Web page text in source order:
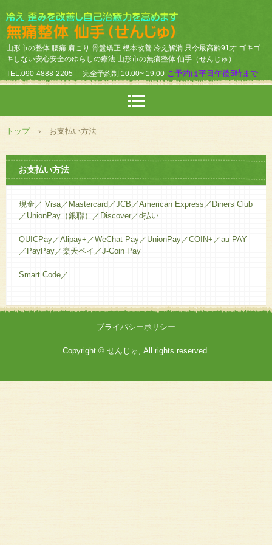
山形市の整体 腰痛 肩こり 骨盤矯正 根本改善 冷え解消 只今最高齢91才 ゴキゴ
キしない安心安全のゆらしの療法 山形市の無痛整体 仙手（せんじゅ）
TEL.090-4888-2205
完全予約制 10:00~ 19:00 ご予約は平日午後5時まで
トップ › お支払い方法
お支払い方法
現金／ Visa／Mastercard／JCB／American Express／Diners Club
／UnionPay（銀聯）／Discover／d払い
QUICPay／Alipay+／WeChat Pay／UnionPay／COIN+／au PAY
／PayPay／楽天ペイ／J-Coin Pay
Smart Code／
プライバシーポリシー
Copyright © せんじゅ, All rights reserved.